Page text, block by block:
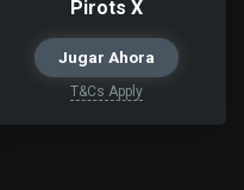
Pirots X
Jugar Ahora
T&Cs Apply